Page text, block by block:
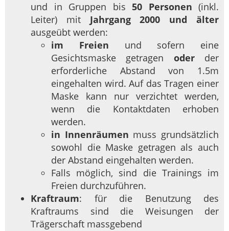
und in Gruppen bis 50 Personen (inkl.
Leiter) mitJahrgang 2000 und älter
ausgeübt werden:
im Freien und sofern eine
Gesichtsmaske getragen oder der
erforderliche Abstand von 1.5m
eingehalten wird. Auf das Tragen einer
Maske kann nur verzichtet werden,
wenn die Kontaktdaten erhoben
werden.
in Innenräumen muss grundsätzlich
sowohl die Maske getragen als auch
der Abstand eingehalten werden.
Falls möglich, sind die Trainings im
Freien durchzuführen.
Kraftraum: für die Benutzung des
Kraftraums sind die Weisungen der
Trägerschaft massgebend